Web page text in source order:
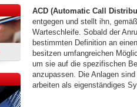
ACD (Automatic Call
entgegen und stellt ihn,
Warteschleife. Sobald der
bestimmten Definition an
besitzen umfangreichen
um sie auf die spezifischen
anzupassen. Die Anlagen
arbeiten als eigenständiges